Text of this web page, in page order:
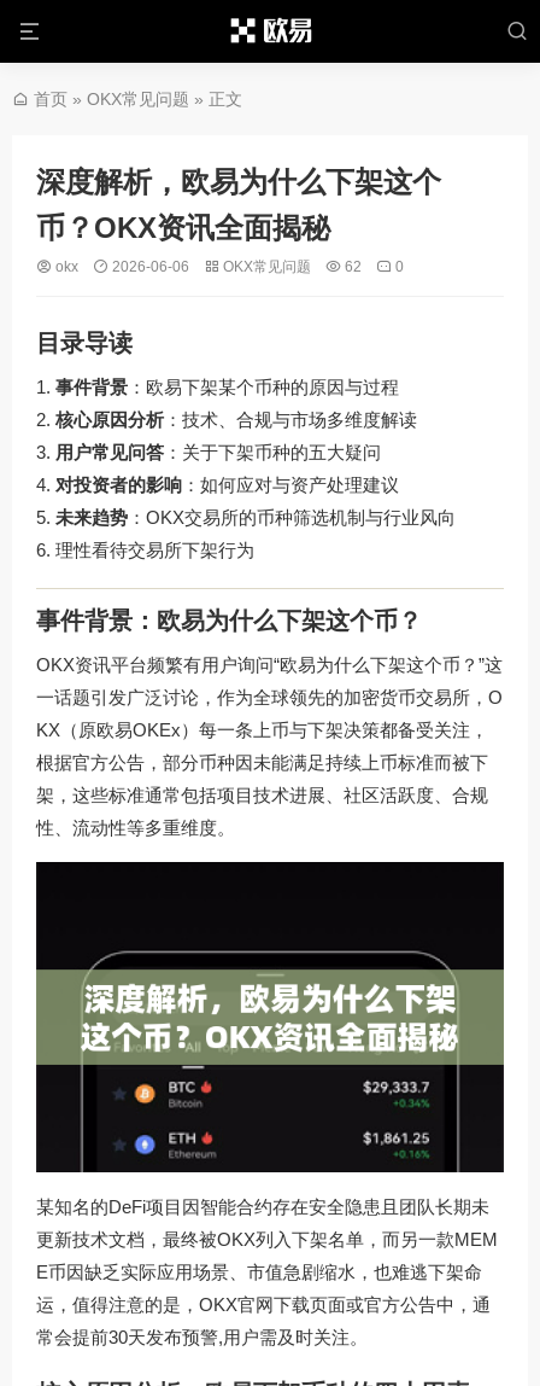
首页 » OKX常见问题 » 正文
深度解析，欧易为什么下架这个
币？OKX资讯全面揭秘
okx 2026-06-06 OKX常见问题 62 0
目录导读
事件背景 ：欧易下架某个币种的原因与过程
核心原因分析 ：技术、合规与市场多维度解读
用户常见问答 ：关于下架币种的五大疑问
对投资者的影响 ：如何应对与资产处理建议
未来趋势 ：OKX交易所的币种筛选机制与行业风向
理性看待交易所下架行为
事件背景：欧易为什么下架这个币？
OKX资讯平台频繁有用户询问“欧易为什么下架这个币？”这
一话题引发广泛讨论，作为全球领先的加密货币交易所，O
KX（原欧易OKEx）每一条上币与下架决策都备受关注，
根据官方公告，部分币种因未能满足持续上币标准而被下
架，这些标准通常包括项目技术进展、社区活跃度、合规
性、流动性等多重维度。
某知名的DeFi项目因智能合约存在安全隐患且团队长期未
更新技术文档，最终被OKX列入下架名单，而另一款MEM
E币因缺乏实际应用场景、市值急剧缩水，也难逃下架命
运，值得注意的是，OKX官网下载页面或官方公告中，通
常会提前30天发布预警,用户需及时关注。